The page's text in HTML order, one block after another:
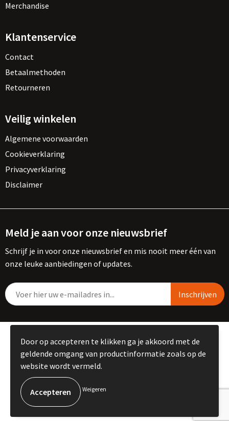
Merchandise
Klantenservice
Contact
Betaalmethoden
Retourneren
Veilig winkelen
Algemene voorwaarden
Cookieverklaring
Privacyverklaring
Disclaimer
Meld je aan voor onze nieuwsbrief
Schrijf je in voor onze nieuwsbrief en mis nooit meer één van
onze leuke aanbiedingen of updates.
© Copyright Kemme B.V. 2023
Door op accepteren te klikken ga je akkoord met de
geldende omgang van productinformatie zoals op de
website wordt vermeld.
Weigeren